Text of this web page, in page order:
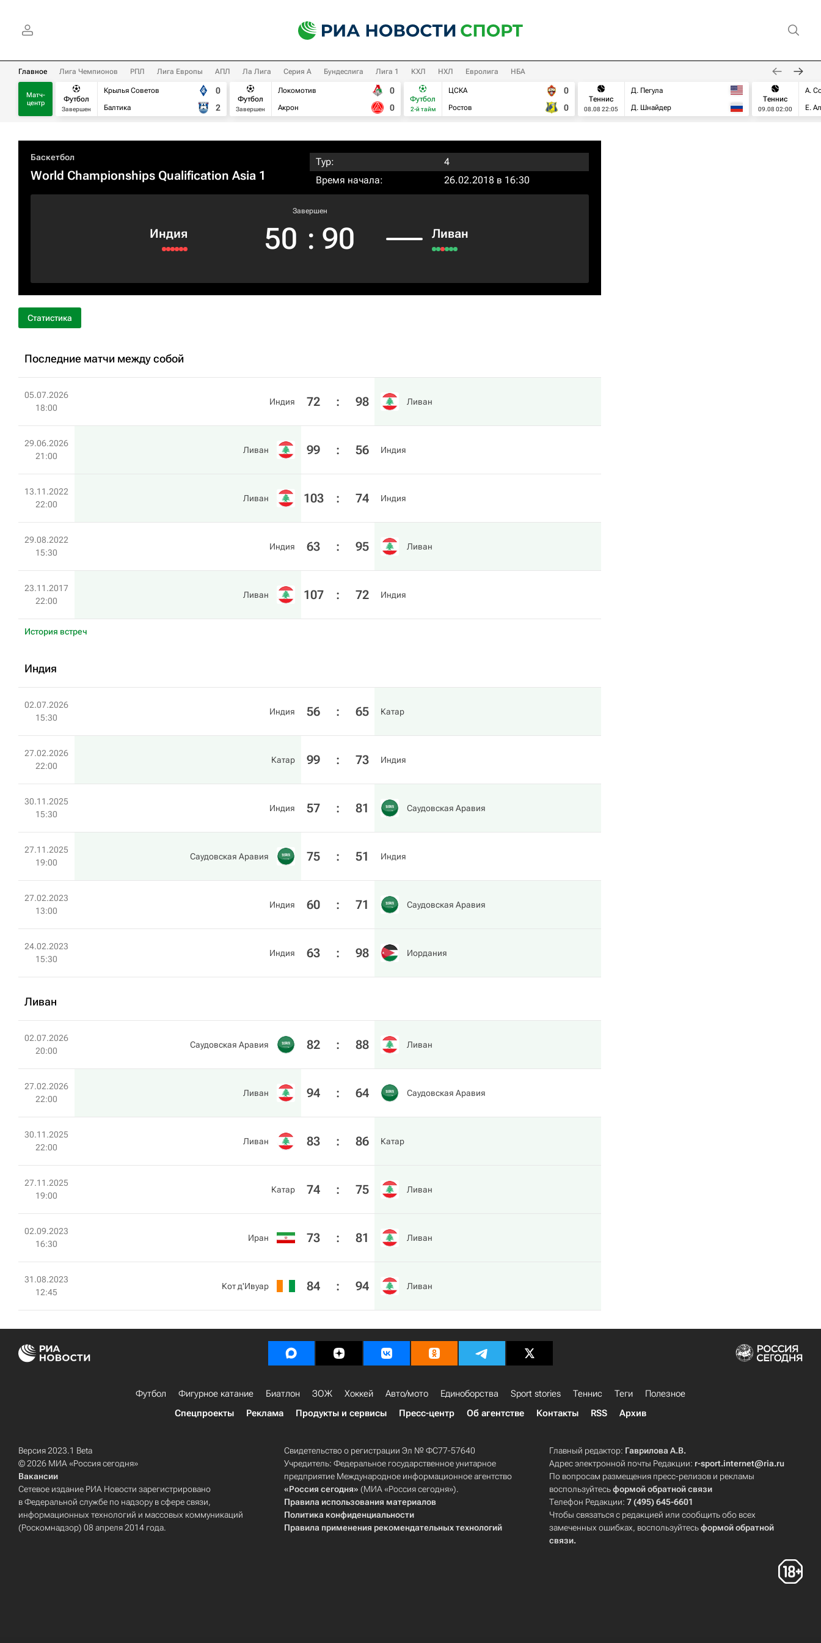
Главное Лига Чемпионов РПЛ Лига Европы АПЛ Ла Лига Серия А Бундеслига Лига 1 КХЛ НХЛ Евролига НБА
Матч-
центр
Футбол
Завершен
Крылья Советов
Балтика
0
2
Футбол
Завершен
Локомотив
Акрон
0
0
Футбол
2-й тайм
ЦСКА
Ростов
0
0
Теннис
08.08 22:05
Д. Пегула
Д. Шнайдер
Теннис
09.08 02:00
А.
Е.
Баскетбол
World Championships Qualification Asia 1
Тур:
4
Время начала:
26.02.2018 в 16:30
Индия
Завершен
50 : 90 Ливан
Статистика
Последние матчи между собой
05.07.2026
18:00
Индия 72 : 98 Ливан
29.06.2026
21:00
Ливан 99 : 56 Индия
13.11.2022
22:00
Ливан 103 : 74 Индия
29.08.2022
15:30
Индия 63 : 95 Ливан
23.11.2017
22:00
Ливан 107 : 72 Индия
История встреч
Индия
02.07.2026
15:30
Индия 56 : 65 Катар
27.02.2026
22:00
Катар 99 : 73 Индия
30.11.2025
15:30
Индия 57 : 81 Саудовская Аравия
27.11.2025
19:00
Саудовская Аравия 75 : 51 Индия
27.02.2023
13:00
Индия 60 : 71 Саудовская Аравия
24.02.2023
15:30
Индия 63 : 98 Иордания
Ливан
02.07.2026
20:00
Саудовская Аравия 82 : 88 Ливан
27.02.2026
22:00
Ливан 94 : 64 Саудовская Аравия
30.11.2025
22:00
Ливан 83 : 86 Катар
27.11.2025
19:00
Катар 74 : 75 Ливан
02.09.2023
16:30
Иран 73 : 81 Ливан
31.08.2023
12:45
Кот д'Ивуар 84 : 94 Ливан
Футбол Фигурное катание Биатлон ЗОЖ Хоккей Авто/мото Единоборства Sport stories Теннис Теги
Полезное
Спецпроекты
Реклама Продукты и сервисы Пресс-центр Об агентстве Контакты RSS Архив
Версия 2023.1 Beta
© 2026 МИА «Россия сегодня»
Вакансии
Сетевое издание РИА Новости зарегистрировано
в Федеральной службе по надзору в сфере связи,
информационных технологий и массовых коммуникаций
(Роскомнадзор) 08 апреля 2014 года.
Свидетельство о регистрации Эл № ФС77-57640
Учредитель: Федеральное государственное унитарное
предприятие Международное информационное агентство
«Россия сегодня» (МИА «Россия сегодня»).
Правила использования материалов
Политика конфиденциальности
Правила применения рекомендательных технологий
Главный редактор: Гаврилова А.В.
Адрес электронной почты Редакции: r-sport.internet@ria.ru
По вопросам размещения пресс-релизов и рекламы
воспользуйтесьформой обратной связи
Телефон Редакции:7 (495) 645-6601
Чтобы связаться с редакцией или сообщить обо всех
замеченных ошибках, воспользуйтесьформой обратной
связи.